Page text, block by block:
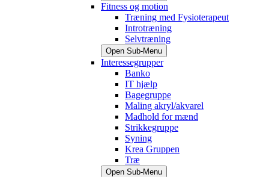
Fitness og motion
Træning med Fysioterapeut
Introtræning
Selvtræning
Open Sub-Menu
Interessegrupper
Banko
IT hjælp
Bagegruppe
Maling akryl/akvarel
Madhold for mænd
Strikkegruppe
Syning
Krea Gruppen
Træ
Open Sub-Menu